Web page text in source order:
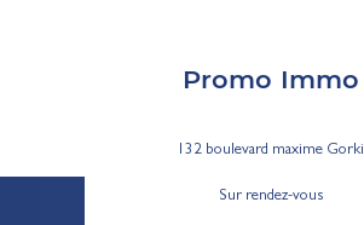
Promo Immo
132 boulevard maxime Gorki
Sur rendez-vous